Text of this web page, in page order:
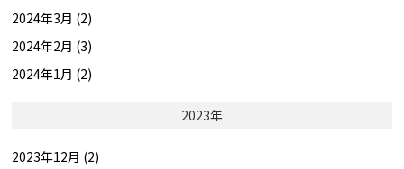
2024年3月 (2)
2024年2月 (3)
2024年1月 (2)
2023年
2023年12月 (2)